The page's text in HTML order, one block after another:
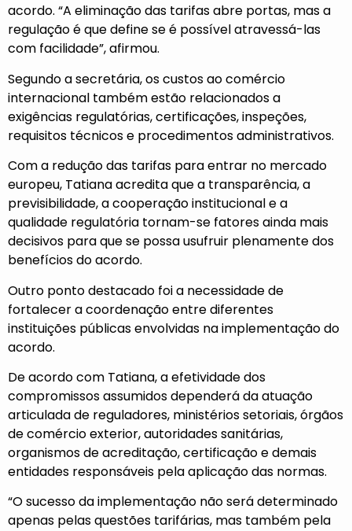
acordo. “A eliminação das tarifas abre portas, mas a
regulação é que define se é possível atravessá-las
com facilidade”, afirmou.
Segundo a secretária, os custos ao comércio
internacional também estão relacionados a
exigências regulatórias, certificações, inspeções,
requisitos técnicos e procedimentos administrativos.
Com a redução das tarifas para entrar no mercado
europeu, Tatiana acredita que a transparência, a
previsibilidade, a cooperação institucional e a
qualidade regulatória tornam-se fatores ainda mais
decisivos para que se possa usufruir plenamente dos
benefícios do acordo.
Outro ponto destacado foi a necessidade de
fortalecer a coordenação entre diferentes
instituições públicas envolvidas na implementação do
acordo.
De acordo com Tatiana, a efetividade dos
compromissos assumidos dependerá da atuação
articulada de reguladores, ministérios setoriais, órgãos
de comércio exterior, autoridades sanitárias,
organismos de acreditação, certificação e demais
entidades responsáveis pela aplicação das normas.
“O sucesso da implementação não será determinado
apenas pelas questões tarifárias, mas também pela